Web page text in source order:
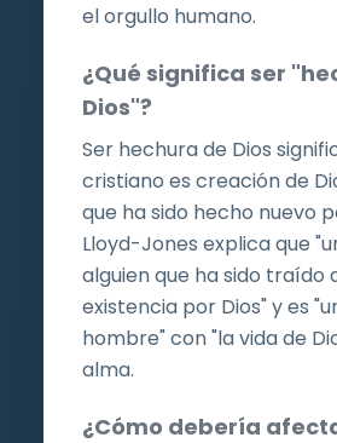
el orgullo humano.
¿Qué significa ser
Dios"?
Ser hechura de Dios
cristiano es creación de
que ha sido hecho nuevo
Lloyd-Jones explica que
alguien que ha sido traído
existencia por Dios" y es
hombre" con "la vida de
alma.
¿Cómo debería